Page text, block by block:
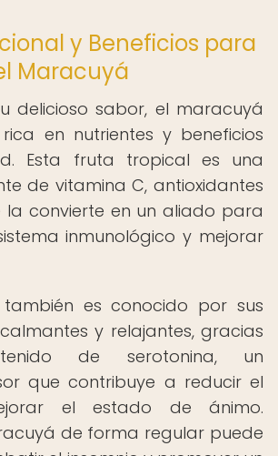
y Beneficios para
Maracuyá
delicioso sabor, el maracuyá
en nutrientes y beneficios
Esta fruta tropical es una
de vitamina C, antioxidantes
la convierte en un aliado para
inmunológico y mejorar
es conocido por sus
y relajantes, gracias
de serotonina, un
que contribuye a reducir el
el estado de ánimo.
de forma regular puede